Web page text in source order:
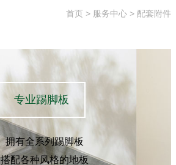
首页 > 服务中心 > 配套附件
专业踢脚板
拥有全系列踢脚板
搭配各种风格的地板